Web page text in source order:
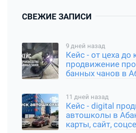
СВЕЖИЕ ЗАПИСИ
9 дней назад
Кейс - от цеха до
продвижение
банных чанов в
11 дней назад
Кейс - digital
автошколы в
карты, сайт,